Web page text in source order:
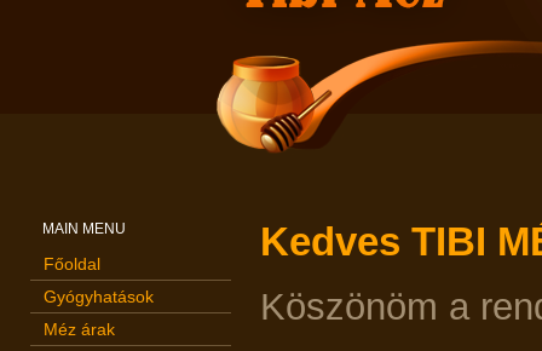
MAIN MENU
Főoldal
Gyógyhatások
Méz árak
Kedves TIBI
Köszönöm a